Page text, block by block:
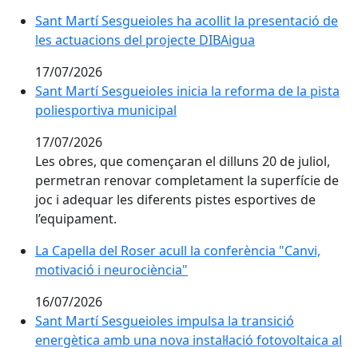
Sant Martí Sesgueioles ha acollit la presentació de
Sant Martí Sesgueioles ha acollit la presentació de
les actuacions del projecte DIBAigua
17/07/2026
Sant Martí Sesgueioles inicia la reforma de la pista
Sant Martí Sesgueioles inicia la reforma de la pista
poliesportiva municipal
17/07/2026
Les obres, que començaran el dilluns 20 de juliol,
permetran renovar completament la superfície de
joc i adequar les diferents pistes esportives de
l’equipament.
La Capella del Roser acull la conferència "Canvi,
La Capella del Roser acull la conferència "Canvi,
motivació i neurociència"
16/07/2026
Sant Martí Sesgueioles impulsa la transició
Sant Martí Sesgueioles impulsa la transició
energètica amb una nova instal·lació fotovoltaica al